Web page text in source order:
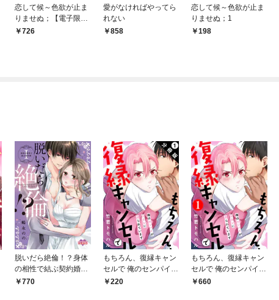
恋して候～色欲が止ま
りませぬ；【電子限定
単行本】1
726
愛がなければやってら
れない
858
恋して候～色欲が止ま
りませぬ；1
198
脱いだら絶倫！？身体
の相性で結ぶ契約婚
【単行本版】
770
もちろん、復縁キャン
セルで 俺のセンパイが
元カレに迫られていま
220
もちろん、復縁キャン
セルで 俺のセンパイが
元カレに迫られていま
660